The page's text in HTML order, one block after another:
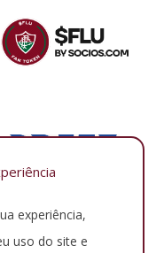
experiência,
uso do site e